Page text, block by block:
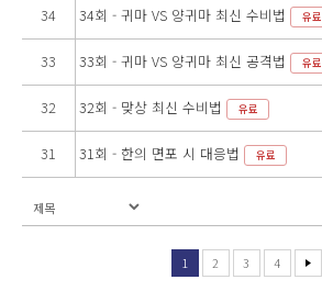
34 34회 - 귀마 VS 양귀마 최신 수비법 유료
33 33회 - 귀마 VS 양귀마 최신 공격법 유료
32 32회 - 맞상 최신 수비법 유료
31 31회 - 한의 면포 시 대응법 유료
1 2 3 4